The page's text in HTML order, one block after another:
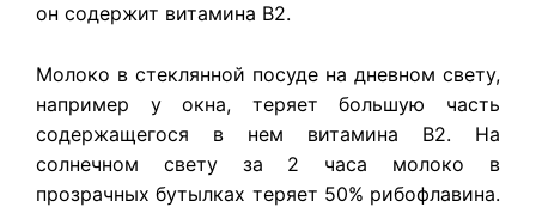
он содержит витамина В2.
Молоко в стеклянной посуде на дневном свету,
например у окна, теряет большую часть
содержащегося в нем витамина В2. На
солнечном свету за 2 часа молоко в
прозрачных бутылках теряет 50% рибофлавина.